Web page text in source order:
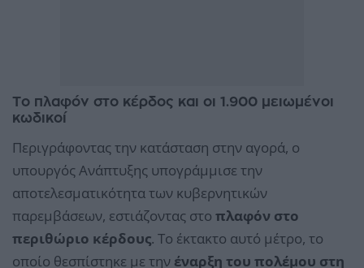
Το πλαφόν στο κέρδος και οι 1.900 μειωμένοι
κωδικοί
Περιγράφοντας την κατάσταση στην αγορά, ο
υπουργός Ανάπτυξης υπογράμμισε την
αποτελεσματικότητα των κυβερνητικών
παρεμβάσεων, εστιάζοντας στο πλαφόν στο
περιθώριο κέρδους. Το έκτακτο αυτό μέτρο, το
οποίο θεσπίστηκε με την έναρξη του πολέμου στη